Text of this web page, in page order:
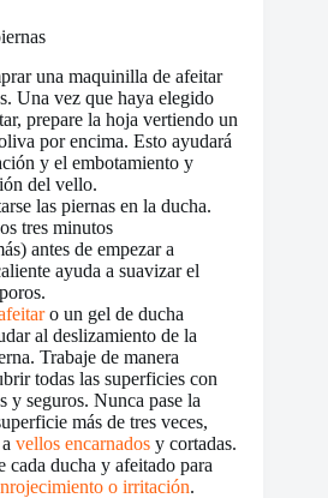
una maquinilla de afeitar
Una vez que haya elegido
prepare la hoja vertiendo un
por encima. Esto ayudará
y el embotamiento y
del vello.
las piernas en la ducha.
tres minutos
antes de empezar a
ayuda a suavizar el
o un gel de ducha
al deslizamiento de la
Trabaje de manera
todas las superficies con
y seguros. Nunca pase la
más de tres veces,
vellos encarnados y cortadas.
cada ducha y afeitado para
o irritación.